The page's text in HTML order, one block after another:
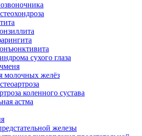
сухого глаза
молочных желёз
коленного сустава
астма
железы